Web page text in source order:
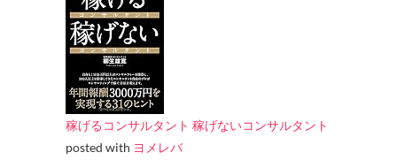
稼げるコンサルタント 稼げないコンサルタント
posted with ヨメレバ